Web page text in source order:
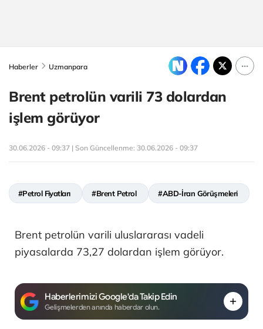
Haberler Uzmanpara
Brent petrolün varili 73 dolardan
işlem görüyor
30.06.2026 - 09:37 | Son Güncellenme: 30.06.2026 - 09:37
#Petrol Fiyatları #Brent Petrol #ABD-İran Görüşmeleri
Brent petrolün varili uluslararası vadeli
piyasalarda 73,27 dolardan işlem görüyor.
Haberlerimizi Google'da Takip Edin
Gelişmelerden anında haberdar olun.